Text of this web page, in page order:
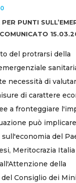
PUNTI
del protrarsi della
necessità di
di carattere
a fronteggiare
può
del
Meritocrazia
della
Consiglio dei